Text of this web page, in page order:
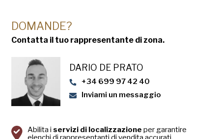
DOMANDE?
Contatta il tuo rappresentante di zona.
DARIO DE PRATO
+34 699 97 42 40
Inviami un messaggio
Abilita i servizi di localizzazione per garantire